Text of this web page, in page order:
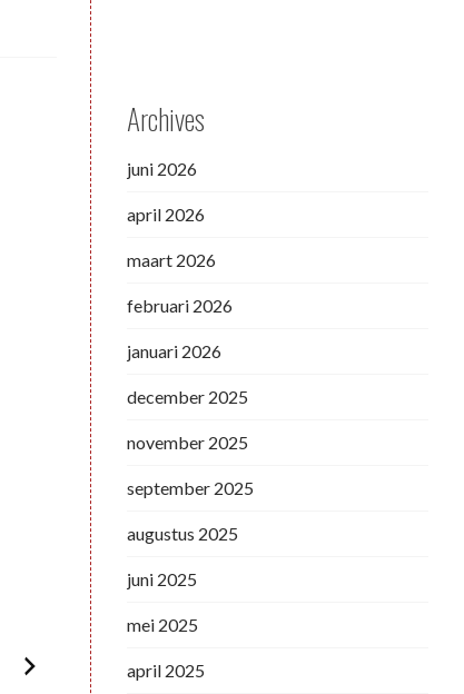
Archives
juni 2026
april 2026
maart 2026
februari 2026
januari 2026
december 2025
november 2025
september 2025
augustus 2025
juni 2025
mei 2025
april 2025